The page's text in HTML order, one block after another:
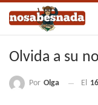
Olvida a su
Por Olga El